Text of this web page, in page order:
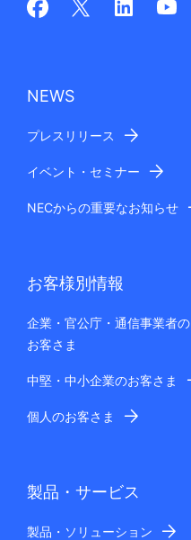
NEWS
プレスリリース
イベント・セミナー
NECからの重要なお知らせ
お客様別情報
企業・官公庁・通信事業者の
お客さま
中堅・中小企業のお客さま
個人のお客さま
製品・サービス
製品・ソリューション